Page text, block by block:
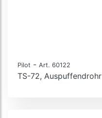
Pilot - Art. 60122
TS-72, Auspuffendrohr